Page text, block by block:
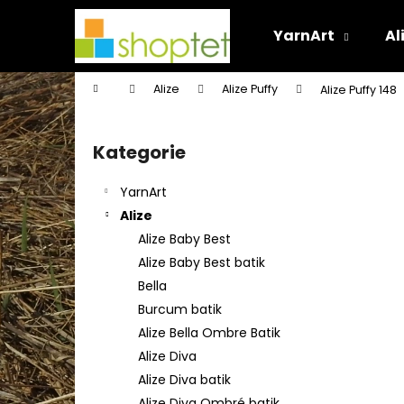
YarnArt
Domů Alize Alize Puffy Alize Puffy 148
P
o
s
t
r
a
n
n
í
p
a
n
Přeskočit
kategorie
Kategorie
YarnArt
Alize
Alize Baby Best
Alize Baby Best batik
Bella
Burcum batik
Alize Bella Ombre Batik
Alize Diva
Alize Diva batik
í
k
Zpět
do
obchodu
Zpět
do
obchodu